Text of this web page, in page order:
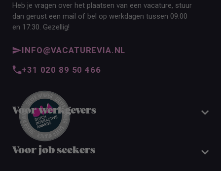
Heb je vragen over het plaatsen van een vacature, stuur
dan gerust een mail of bel op werkdagen tussen 09:00
en 17:30. Gezellig!
INFO@VACATUREVIA.NL
+31 020 89 50 466
Voor werkgevers
Voor job seekers